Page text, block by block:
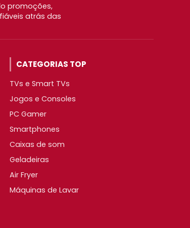
promoções,
atrás das
CATEGORIAS TOP
TVs e Smart TVs
Jogos e Consoles
PC Gamer
Smartphones
Caixas de som
Geladeiras
Air Fryer
Máquinas de Lavar